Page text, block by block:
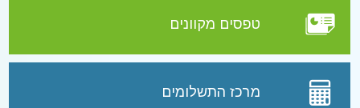
טפסים מקוונים
מרכז התשלומים